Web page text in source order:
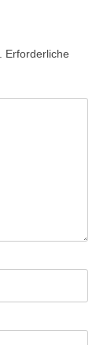
Erforderliche